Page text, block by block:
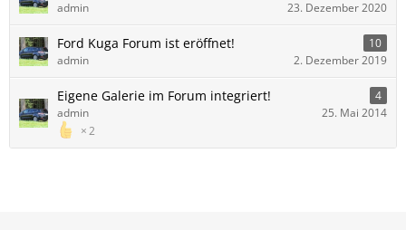
admin
23. Dezember 2020
Ford Kuga Forum ist eröffnet!
10
admin
2. Dezember 2019
Eigene Galerie im Forum integriert! 4
2
admin 25. Mai 2014